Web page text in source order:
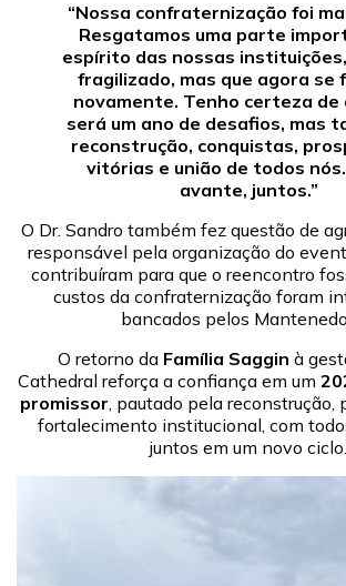
“Nossa confraternização foi
Resgatamos uma parte
espírito das nossas
fragilizado, mas que agora se
novamente. Tenho certeza de
será um ano de desafios, mas
reconstrução, conquistas,
vitórias e união de todos
avante, juntos.”
O Dr. Sandro também fez questão de
responsável pela organização do
contribuíram para que o reencontro
custos da confraternização foram
bancados pelos
O retorno da Família Saggin à
Cathedral reforça a confiança em um
promissor, pautado pela reconstrução,
fortalecimento institucional, com
juntos em um novo ciclo.